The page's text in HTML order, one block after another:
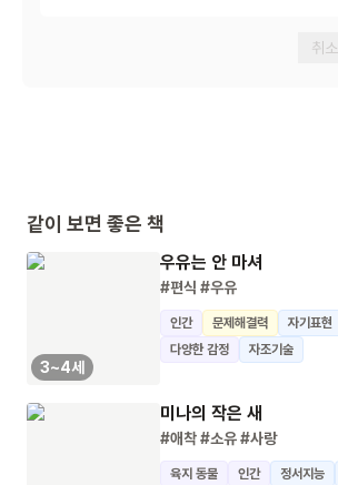
취소
같이 보면 좋은 책
3~4세
우유는 안 마셔
#편식 #우유
인간 문제해결력 자기표현
다양한 감정
자조기술
미나의 작은 새
#애착#소유#사랑
육지 동물 인간 정서지능